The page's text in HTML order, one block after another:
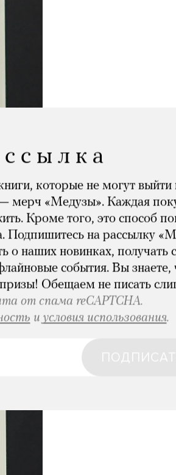
которые не могут выйти
мерч «Медузы». Каждая
Кроме того, это способ
Подпишитесь на рассылку
о наших новинках, получать
события. Вы знаете,
Обещаем не писать
от спама reCAPTCHA.
и условия использования.